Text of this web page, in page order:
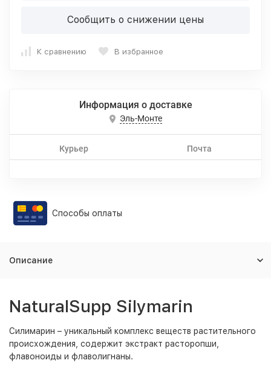
Сообщить о снижении цены
К сравнению В избранное
Информация о доставке
Эль-Монте
Курьер Почта
Способы оплаты
Описание
NaturalSupp Silymarin
Силимарин – уникальный комплекс веществ растительного
происхождения, содержит экстракт расторопши,
флавоноиды и флаволигнаны.